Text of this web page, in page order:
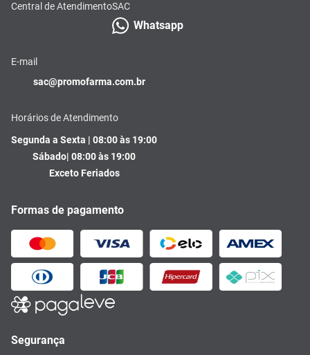
Central de AtendimentoSAC
Whatsapp
E-mail
sac@promofarma.com.br
Horários de Atendimento
Segunda a Sexta | 08:00 às 19:00
Sábado| 08:00 às 19:00
Exceto Feriados
Formas de pagamento
Segurança